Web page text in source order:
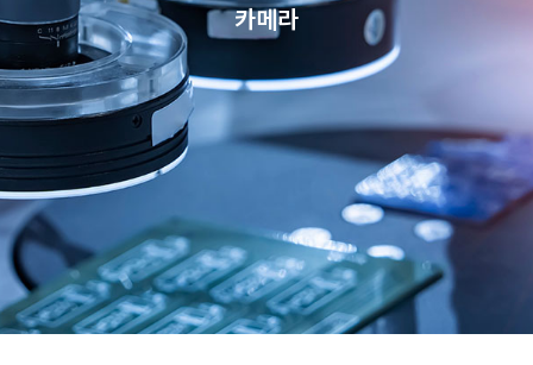
카메라